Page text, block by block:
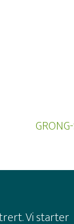
Vi starter